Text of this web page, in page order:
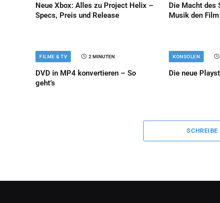
Neue Xbox: Alles zu Project Helix –
Specs, Preis und Release
Die Macht des
Musik den
FILME & TV 2 MINUTEN
DVD in MP4 konvertieren – So
geht’s
KONSOLEN
Die neue
SCHREIBE